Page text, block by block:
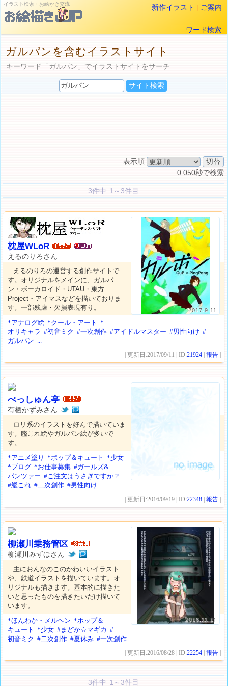
イラスト検索・お絵かき交流 新作イラスト | ご案内
ワード検索
ガルパンを含むイラストサイト
キーワード「ガルパン」でイラストサイトをサーチ
表示順
0.050秒で検索
3件中 1～3件目
2017.9.11
枕屋WLoR
えるのりろさん
えるのりろの運営する創作サイトで
す。オリジナルをメインに、ガルパ
ン・ボーカロイド・UTAU・東方
Project・アイマスなどを描いておりま
す。一部残虐・欠損表現有り。
*アナログ絵 *クール・アート
*
オリキャラ #初音ミク #一次創作 #アイドルマスター #男性向け #
ガルパン ...
| 更新日:2017/09/11 | ID:21924 |報告
べっしゅん亭
有栖かずみさん
ロリ系のイラストを好んで描いていま
す。艦これ絵やガルパン絵が多いで
す。
*アニメ塗り
*ポップ＆キュート
*少女
*ブログ *お仕事募集 #ガールズ&
パンツァー #ご注文はうさぎですか？
#艦これ #二次創作 #男性向け ...
| 更新日:2016/09/19 | ID:22348 |報告
2016.11.11
柳瀬川乗務管区
柳瀬川みずほさん
主におんなのこのかわいいイラスト
や、鉄道イラストを描いています。オ
リジナルも描きます。基本的に描きた
いと思ったものを描きたいだけ描いて
います。
*ほんわか・メルヘン *ポップ＆
キュート
*少女 #まどか☆マギカ #
初音ミク #二次創作 #夏休み #一次創作 ...
| 更新日:2016/08/28 | ID:22254 |報告
3件中 1～3件目